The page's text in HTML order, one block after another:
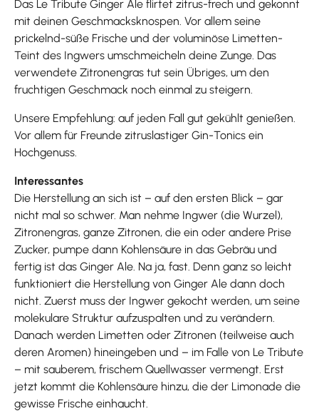
Das Le Tribute Ginger Ale flirtet zitrus-frech und gekonnt
mit deinen Geschmacksknospen. Vor allem seine
prickelnd-süße Frische und der voluminöse Limetten-
Teint des Ingwers umschmeicheln deine Zunge. Das
verwendete Zitronengras tut sein Übriges, um den
fruchtigen Geschmack noch einmal zu steigern.
Unsere Empfehlung: auf jeden Fall gut gekühlt genießen.
Vor allem für Freunde zitruslastiger Gin-Tonics ein
Hochgenuss.
Interessantes
Die Herstellung an sich ist – auf den ersten Blick – gar
nicht mal so schwer. Man nehme Ingwer (die Wurzel),
Zitronengras, ganze Zitronen, die ein oder andere Prise
Zucker, pumpe dann Kohlensäure in das Gebräu und
fertig ist das Ginger Ale. Na ja, fast. Denn ganz so leicht
funktioniert die Herstellung von Ginger Ale dann doch
nicht. Zuerst muss der Ingwer gekocht werden, um seine
molekulare Struktur aufzuspalten und zu verändern.
Danach werden Limetten oder Zitronen (teilweise auch
deren Aromen) hineingeben und – im Falle von Le Tribute
– mit sauberem, frischem Quellwasser vermengt. Erst
jetzt kommt die Kohlensäure hinzu, die der Limonade die
gewisse Frische einhaucht.